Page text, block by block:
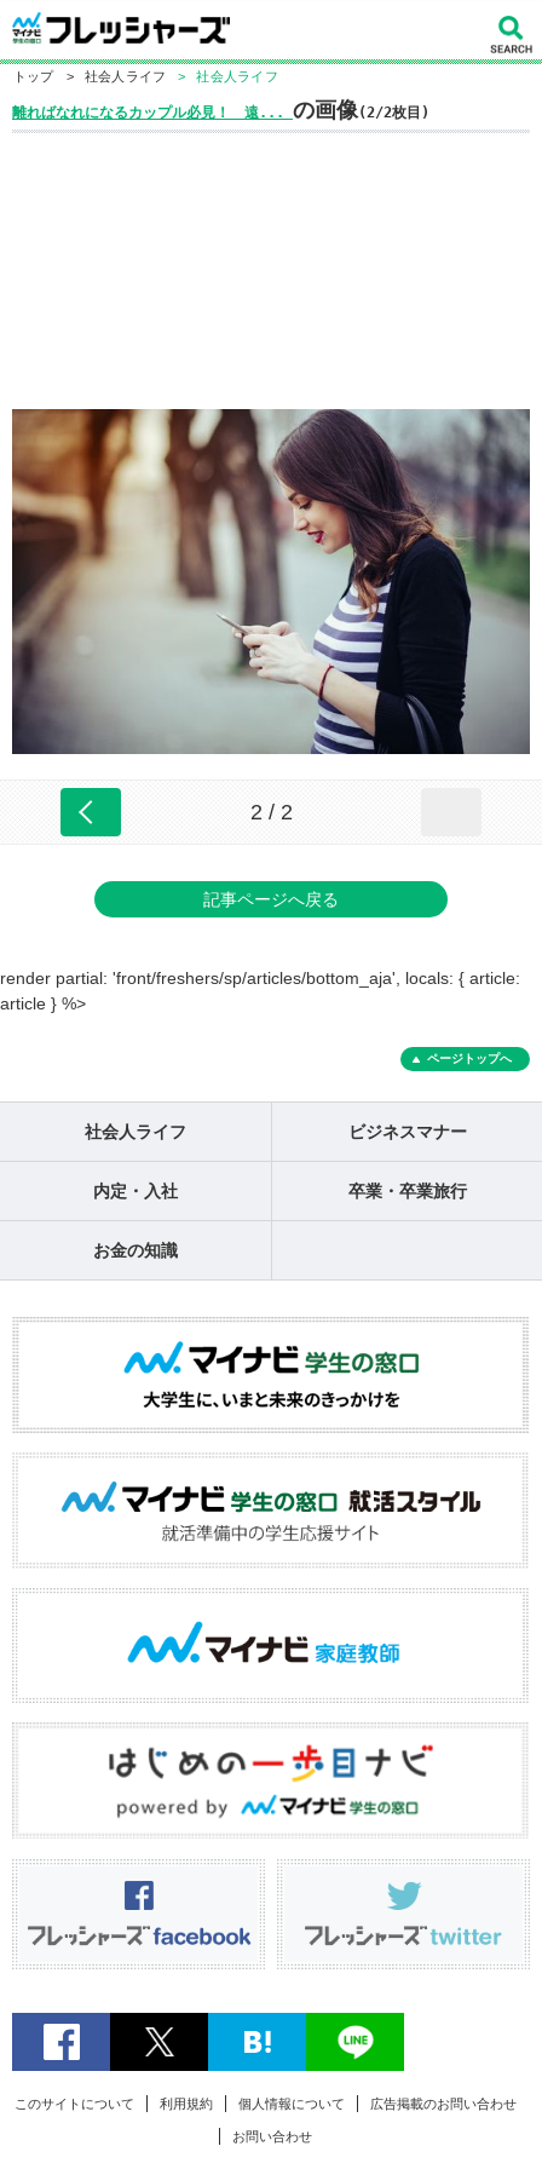
トップ > 社会人ライフ > 社会人ライフ
離ればなれになるカップル必見！ 遠... の画像(2/2枚目)
2 / 2
記事ページへ戻る
render partial: 'front/freshers/sp/articles/bottom_aja', locals: { article:
article } %>
ページトップへ
社会人ライフ ビジネスマナー
内定・入社 卒業・卒業旅行
お金の知識
このサイトについて 利用規約 個人情報について 広告掲載のお問い合わせ
お問い合わせ